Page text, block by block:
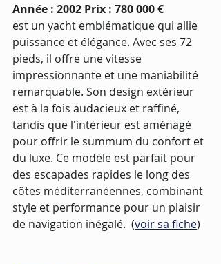
Année : 2002 Prix : 780 000 €
est un yacht emblématique qui allie
puissance et élégance. Avec ses 72
pieds, il offre une vitesse
impressionnante et une maniabilité
remarquable. Son design extérieur
est à la fois audacieux et raffiné,
tandis que l'intérieur est aménagé
pour offrir le summum du confort et
du luxe. Ce modèle est parfait pour
des escapades rapides le long des
côtes méditerranéennes, combinant
style et performance pour un plaisir
de navigation inégalé.  (voir sa fiche)